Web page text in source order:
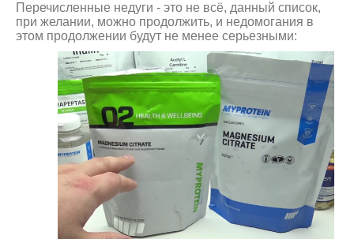
Перечисленные недуги - это не всё, данный список,
при желании, можно продолжить, и недомогания в
этом продолжении будут не менее серьезными: